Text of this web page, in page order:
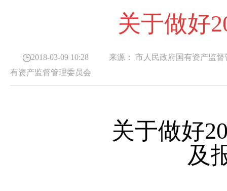
关于做好
2018-03-09 10:28 来源： 市人民政府国有资产监
有资产监督管理委员会
关于做好
及